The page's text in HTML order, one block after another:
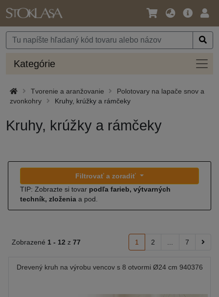
Jazyk
Mena
Hlavná
Kategórie
Tvorenie a aranžovanie
Polotovary na lapače snov a
zvonkohry
Kruhy, krúžky a rámčeky
Kruhy, krúžky a rámčeky
Filtrovať a zoradiť
TIP: Zobrazte si tovar podľa farieb, výtvarných
techník, zloženia a pod.
Zobrazené 1 - 12 z 77 1 2 7
Drevený kruh na výrobu vencov s 8 otvormi Ø24 cm 940376